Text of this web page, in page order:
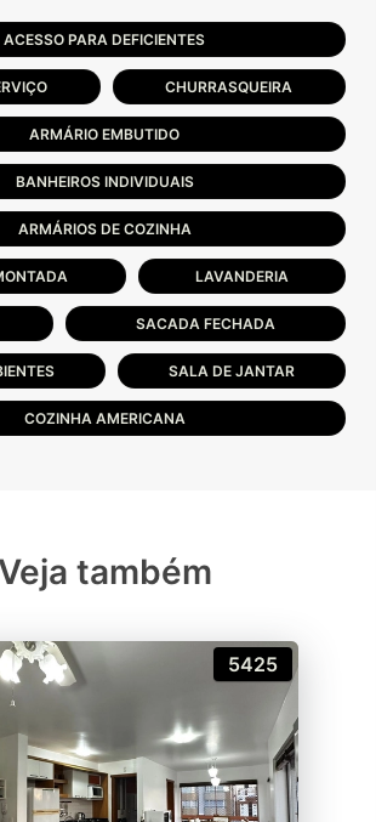
ACESSO PARA DEFICIENTES
CHURRASQUEIRA
ARMÁRIO EMBUTIDO
BANHEIROS INDIVIDUAIS
ARMÁRIOS DE COZINHA
LAVANDERIA
SACADA FECHADA
SALA DE JANTAR
COZINHA AMERICANA
Veja também
5425